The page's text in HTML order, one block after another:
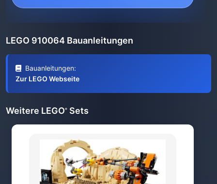
LEGO 910064 Bauanleitungen
Bauanleitungen:
Zur LEGO Webseite
Weitere LEGO® Sets